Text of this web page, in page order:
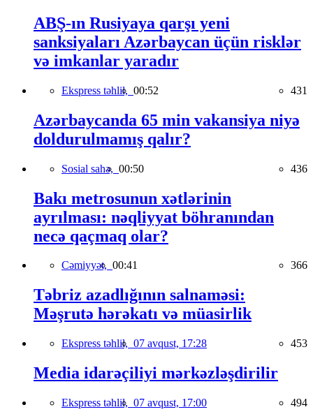
ABŞ-ın Rusiyaya qarşı yeni
sanksiyaları Azərbaycan üçün risklər
və imkanlar yaradır
Ekspress təhlil, 00:52 431
Azərbaycanda 65 min vakansiya niyə
doldurulmamış qalır?
Sosial sahə, 00:50 436
Bakı metrosunun xətlərinin
ayrılması: nəqliyyat böhranından
necə qaçmaq olar?
Cəmiyyət, 00:41 366
Təbriz azadlığının salnaməsi:
Məşrutə hərəkatı və müasirlik
Ekspress təhlil, 07 avqust, 17:28 453
Media idarəçiliyi mərkəzləşdirilir
Ekspress təhlil, 07 avqust, 17:00 494